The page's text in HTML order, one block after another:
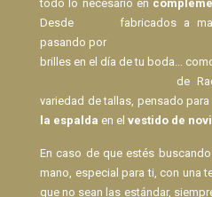
todo lo necesario en
Desde
fabricados a
pasando por
brilles en el día de tu boda...
de
variedad de tallas, pensado
la espalda en el vestido de
En caso de que estés buscando
mano, especial para ti, con una
que no sean las estándar,